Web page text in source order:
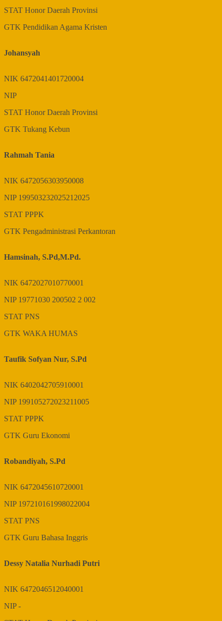
STAT Honor Daerah Provinsi
GTK Pendidikan Agama Kristen
Johansyah
NIK 6472041401720004
NIP
STAT Honor Daerah Provinsi
GTK Tukang Kebun
Rahmah Tania
NIK 6472056303950008
NIP 199503232025212025
STAT PPPK
GTK Pengadministrasi Perkantoran
Hamsinah, S.Pd,M.Pd.
NIK 6472027010770001
NIP 19771030 200502 2 002
STAT PNS
GTK WAKA HUMAS
Taufik Sofyan Nur, S.Pd
NIK 6402042705910001
NIP 199105272023211005
STAT PPPK
GTK Guru Ekonomi
Robandiyah, S.Pd
NIK 6472045610720001
NIP 197210161998022004
STAT PNS
GTK Guru Bahasa Inggris
Dessy Natalia Nurhadi Putri
NIK 6472046512040001
NIP-